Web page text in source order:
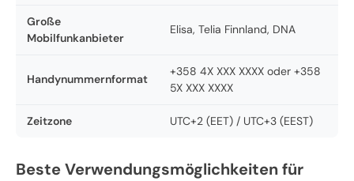
Große
Mobilfunkanbieter
Elisa, Telia Finnland, DNA
Handynummernformat
+358 4X XXX XXXX oder +358
5X XXX XXXX
Zeitzone UTC+2 (EET) / UTC+3 (EEST)
Beste Verwendungsmöglichkeiten für